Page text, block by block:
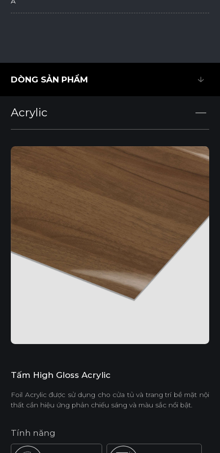
DÒNG SẢN PHẨM
Acrylic
Tấm High Gloss Acrylic
Foil Acrylic được sử dụng cho cửa tủ và trang trí bề mặt nội
thất cần hiệu ứng phản chiếu sáng và màu sắc nổi bật.
Tính năng